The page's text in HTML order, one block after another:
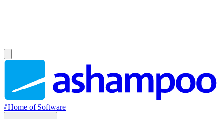
//Home of Software